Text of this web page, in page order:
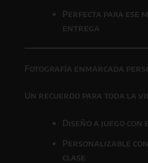
Perfecta para ese
entrega
Fotografía enmarcada
Un recuerdo para toda la
Diseño a juego con
Personalizable
clase